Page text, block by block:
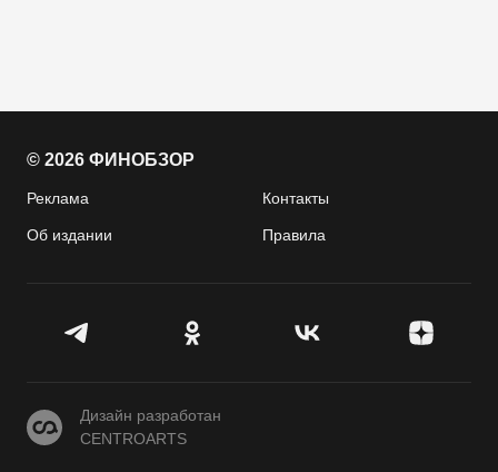
© 2026 ФИНОБЗОР
Реклама Контакты
Об издании Правила
CENTROARTS